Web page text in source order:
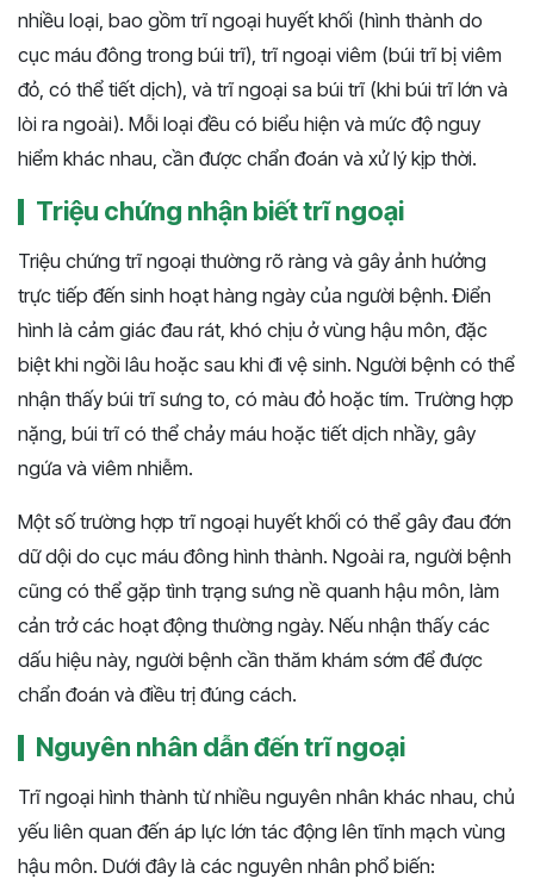
nhiều loại, bao gồm trĩ ngoại huyết khối (hình thành do
cục máu đông trong búi trĩ), trĩ ngoại viêm (búi trĩ bị viêm
đỏ, có thể tiết dịch), và trĩ ngoại sa búi trĩ (khi búi trĩ lớn và
lòi ra ngoài). Mỗi loại đều có biểu hiện và mức độ nguy
hiểm khác nhau, cần được chẩn đoán và xử lý kịp thời.
Triệu chứng nhận biết trĩ ngoại
Triệu chứng trĩ ngoại thường rõ ràng và gây ảnh hưởng
trực tiếp đến sinh hoạt hàng ngày của người bệnh. Điển
hình là cảm giác đau rát, khó chịu ở vùng hậu môn, đặc
biệt khi ngồi lâu hoặc sau khi đi vệ sinh. Người bệnh có thể
nhận thấy búi trĩ sưng to, có màu đỏ hoặc tím. Trường hợp
nặng, búi trĩ có thể chảy máu hoặc tiết dịch nhầy, gây
ngứa và viêm nhiễm.
Một số trường hợp trĩ ngoại huyết khối có thể gây đau đớn
dữ dội do cục máu đông hình thành. Ngoài ra, người bệnh
cũng có thể gặp tình trạng sưng nề quanh hậu môn, làm
cản trở các hoạt động thường ngày. Nếu nhận thấy các
dấu hiệu này, người bệnh cần thăm khám sớm để được
chẩn đoán và điều trị đúng cách.
Nguyên nhân dẫn đến trĩ ngoại
Trĩ ngoại hình thành từ nhiều nguyên nhân khác nhau, chủ
yếu liên quan đến áp lực lớn tác động lên tĩnh mạch vùng
hậu môn. Dưới đây là các nguyên nhân phổ biến: